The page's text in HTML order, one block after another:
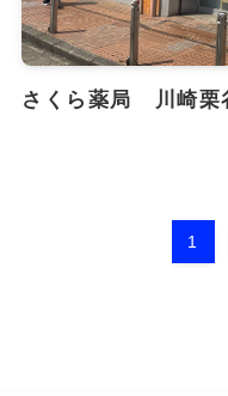
さくら薬局 川崎栗
1